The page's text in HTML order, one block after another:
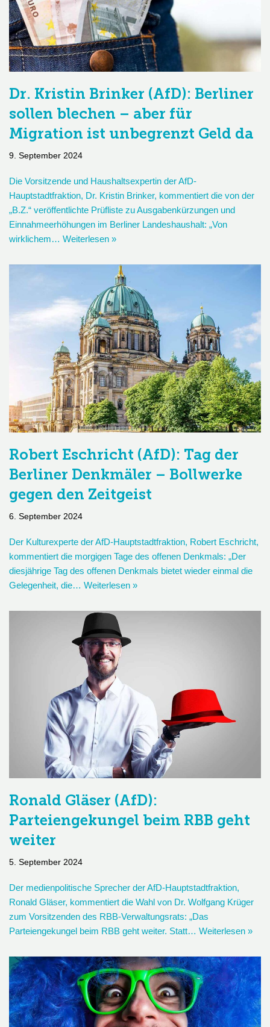
Dr. Kristin Brinker (AfD): Berliner
sollen blechen – aber für
Migration ist unbegrenzt Geld da
9. September 2024
Die Vorsitzende und Haushaltsexpertin der AfD-
Hauptstadtfraktion, Dr. Kristin Brinker, kommentiert die von der
„B.Z.“ veröffentlichte Prüfliste zu Ausgabenkürzungen und
Einnahmeerhöhungen im Berliner Landeshaushalt: „Von
wirklichem… Weiterlesen »
Robert Eschricht (AfD): Tag der
Berliner Denkmäler – Bollwerke
gegen den Zeitgeist
6. September 2024
Der Kulturexperte der AfD-Hauptstadtfraktion, Robert Eschricht,
kommentiert die morgigen Tage des offenen Denkmals: „Der
diesjährige Tag des offenen Denkmals bietet wieder einmal die
Gelegenheit, die… Weiterlesen »
Ronald Gläser (AfD):
Parteiengekungel beim RBB geht
weiter
5. September 2024
Der medienpolitische Sprecher der AfD-Hauptstadtfraktion,
Ronald Gläser, kommentiert die Wahl von Dr. Wolfgang Krüger
zum Vorsitzenden des RBB-Verwaltungsrats: „Das
Parteiengekungel beim RBB geht weiter. Statt… Weiterlesen »